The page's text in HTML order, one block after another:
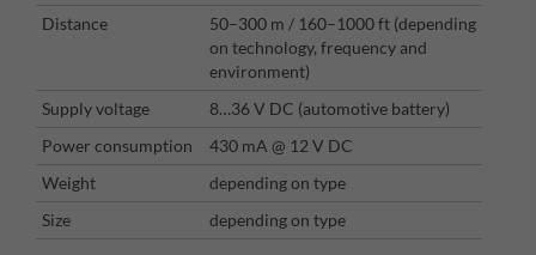
Distance
50–300 m / 160–1000 ft (depending
on technology, frequency and
environment)
Supply voltage
8…36 V DC (automotive battery)
Power consumption
430 mA @ 12 V DC
Weight
depending on type
Size
depending on type